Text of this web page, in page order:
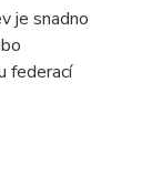
je snadno
federací